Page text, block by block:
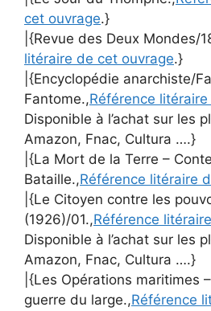
cet ouvrage.}
|{Revue des Deux Mondes/
litéraire de cet ouvrage.}
|{Encyclopédie anarchiste/
Fantome.,Référence
Disponible à l’achat sur les
Amazon, Fnac, Cultura ….}
|{La Mort de la Terre –
Bataille.,Référence litéraire
|{Le Citoyen contre les
(1926)/01.,Référence
Disponible à l’achat sur les
Amazon, Fnac, Cultura ….}
|{Les Opérations maritimes
guerre du large.,Référence